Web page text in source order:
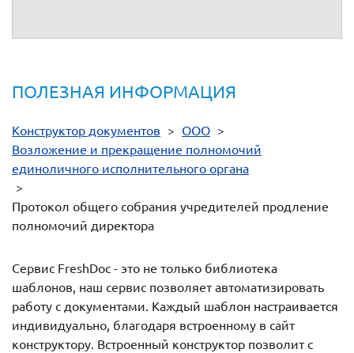
ПОЛЕЗНАЯ ИНФОРМАЦИЯ
Конструктор документов > ООО >
Возложение и прекращение полномочий
единоличного исполнительного органа
>
Протокол общего собрания учредителей продление
полномочий директора
Сервис FreshDoc - это не только библиотека
шаблонов, наш сервис позволяет автоматизировать
работу с документами. Каждый шаблон настраивается
индивидуально, благодаря встроенному в сайт
конструктору. Встроенный конструктор позволит с